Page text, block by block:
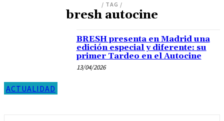
/ TAG /
bresh autocine
ACTUALIDAD
BRESH presenta en Madrid una
edición especial y diferente: su
primer Tardeo en el Autocine
13/04/2026